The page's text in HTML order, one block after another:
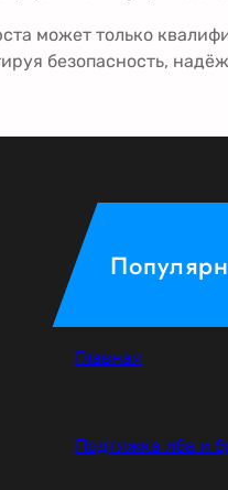
может только
безопасность,
Главная
Подтяжка лба и